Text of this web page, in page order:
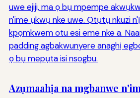
uwe ejiji, ma ọ bụ mpempe
n'ime ụkwụ nke uwe. Ọtụtụ nkuzi
kpọmkwem otu esi eme nke a.
padding agbakwunyere anaghị
ọ bụ mepụta isi nsogbu.
Azụmaahịa na mgbanwe